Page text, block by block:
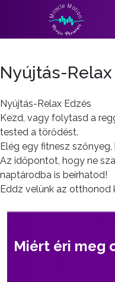
Nyújtás-Relax
Nyújtás-Relax Edzés
Kezd, vagy folytasd a
tested a törődést.
Elég egy fitnesz
Az időpontot, hogy ne
naptárodba is beírhatod!
Eddz velünk az otthonod
Miért éri meg